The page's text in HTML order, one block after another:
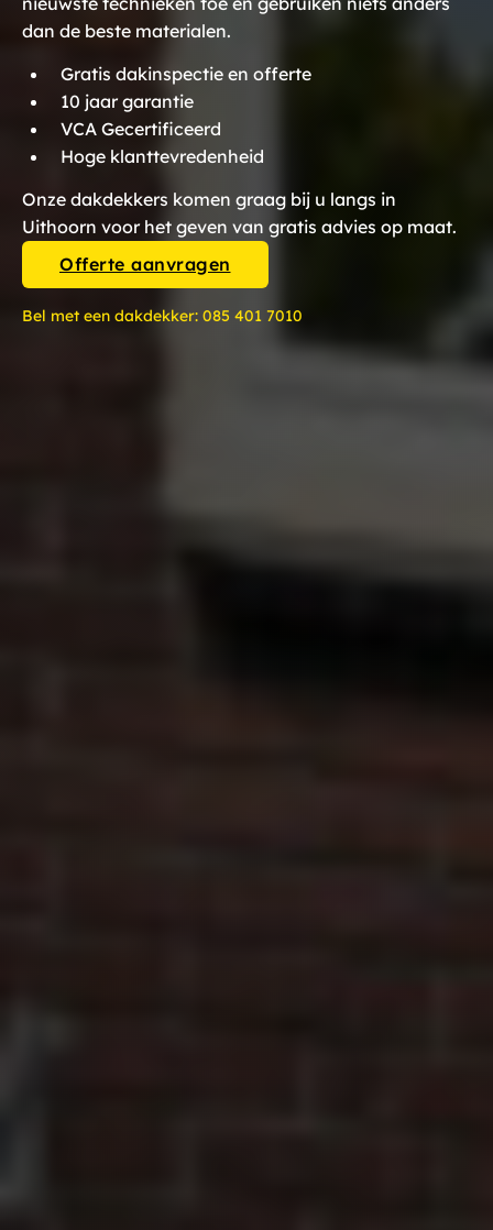
dan de beste materialen.
Gratis dakinspectie en offerte
10 jaar garantie
VCA Gecertificeerd
Hoge klanttevredenheid
Onze dakdekkers komen graag bij u langs in
Uithoorn voor het geven van gratis advies op maat.
Offerte aanvragen
Bel met een dakdekker: 085 401 7010